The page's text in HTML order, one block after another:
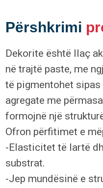
Përshkrimi
Dekorite është llaç
në trajtë paste, me
të pigmentohet
agregate me
formojnë një
Ofron përfitimet e
-Elasticitet të lartë
substrat.
-Jep mundësinë e